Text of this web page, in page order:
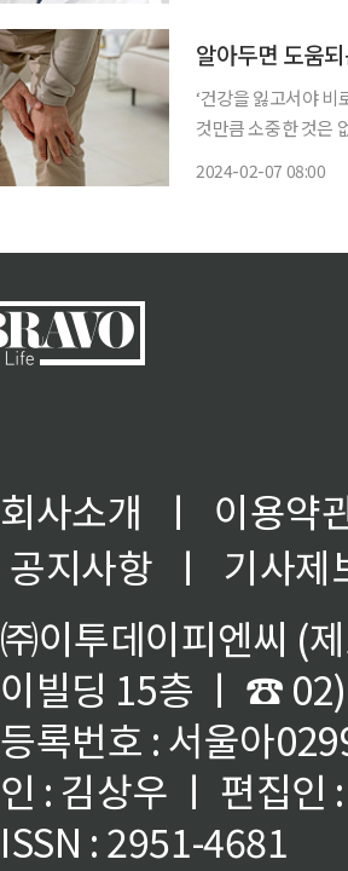
알아두면 도움
‘건강을 잃고서야
것만큼 소중한 것은
2024-02-07 08:00
회사소개 ㅣ
이용약
공지사항
ㅣ
기사제
㈜이투데이피엔씨 (
이빌딩 15층 ㅣ ☎
등록번호 : 서울아
인 : 김상우 ㅣ 편집인
ISSN : 2951-4681